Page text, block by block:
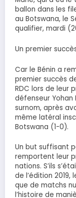
ballon dans les
au Botswana, le
qualifier, mardi
Un premier
Car le Bénin a
premier succès
RDC lors de leur
défenseur Yohan
surnom, après
même latéral
Botswana (1-0).
Un but suffisant
remportent leur
nations. S’ils
de l’édition
que de matchs
l’histoire de